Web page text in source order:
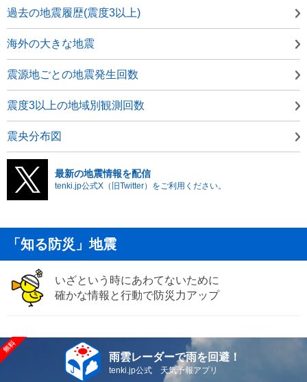
過去の地震履歴(震度3以上)
海外の大きな地震
震源地ごとの地震発生回数
震度3以上の地域別観測回数
震央分布図
最新の地震情報を配信
tenki.jp公式X（旧Twitter）をご利用ください。
「知る防災」地震
いざという時にあわてないために
確かな情報と行動で防災力アップ
雨雲レーダーで雨を回避！
tenki.jp公式 天気予報アプリ